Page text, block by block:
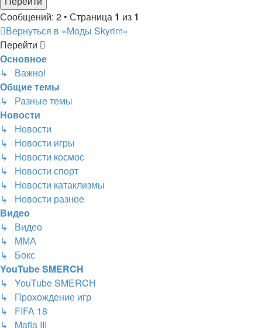
Сообщений: 2 • Страница 1 из 1
Вернуться в «Моды Skyrim»
Перейти
Основное
↳ Важно!
Общие темы
↳ Разные темы
Новости
↳ Новости
↳ Новости игры
↳ Новости космос
↳ Новости спорт
↳ Новости катаклизмы
↳ Новости разное
Видео
↳ Видео
↳ ММА
↳ Бокс
YouTube SMERCH
↳ YouTube SMERCH
↳ Прохождение игр
↳ FIFA 18
↳ Mafia III